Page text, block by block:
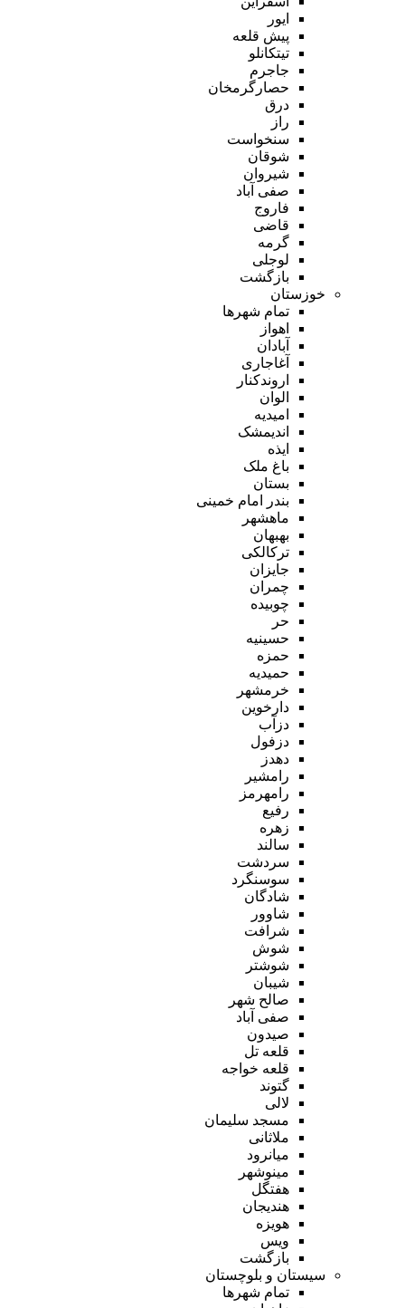
ایور
پیش قلعه
تیتکانلو
جاجرم
حصارگرمخان
درق
راز
سنخواست
شوقان
شیروان
صفی آباد
فاروج
قاضی
گرمه
لوجلی
بازگشت
خوزستان
تمام شهر‌ها
اهواز
آبادان
آغاجاری
اروندکنار
الوان
امیدیه
اندیمشک
ایذه
باغ ملک
بستان
بندر امام خمینی
ماهشهر
بهبهان
ترکالکی
جایزان
چمران
چوبیده
حر
حسینیه
حمزه
حمیدیه
خرمشهر
دارخوین
دزآب
دزفول
دهدز
رامشیر
رامهرمز
رفیع
زهره
سالند
سردشت
سوسنگرد
شادگان
شاوور
شرافت
شوش
شوشتر
شیبان
صالح شهر
صفی آباد
صیدون
قلعه تل
قلعه خواجه
گتوند
لالی
مسجد سلیمان
ملاثانی
میانرود
مینوشهر
هفتگل
هندیجان
هویزه
ویس
بازگشت
سیستان و بلوچستان
تمام شهر‌ها